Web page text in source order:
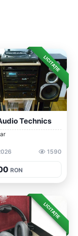
LICITAȚIE
Technics
1590
RON
LICITAȚIE